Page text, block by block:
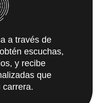
a través de
escuchas,
y recibe
que
carrera.